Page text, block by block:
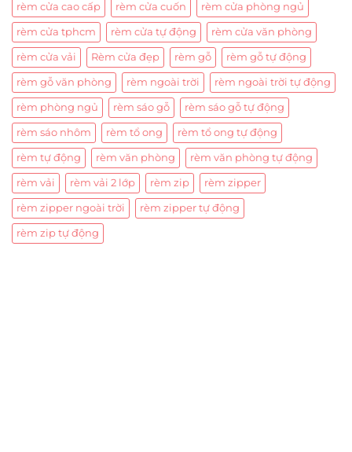
rèm cửa cao cấp rèm cửa cuốn rèm cửa phòng ngủ
rèm cửa tphcm rèm cửa tự động rèm cửa văn phòng
rèm cửa vải Rèm cửa đẹp rèm gỗ rèm gỗ tự động
rèm gỗ văn phòng rèm ngoài trời rèm ngoài trời tự động
rèm phòng ngủ rèm sáo gỗ rèm sáo gỗ tự động
rèm sáo nhôm rèm tổ ong rèm tổ ong tự động
rèm tự động rèm văn phòng rèm văn phòng tự động
rèm vải rèm vải 2 lớp rèm zip rèm zipper
rèm zipper ngoài trời rèm zipper tự động
rèm zip tự động